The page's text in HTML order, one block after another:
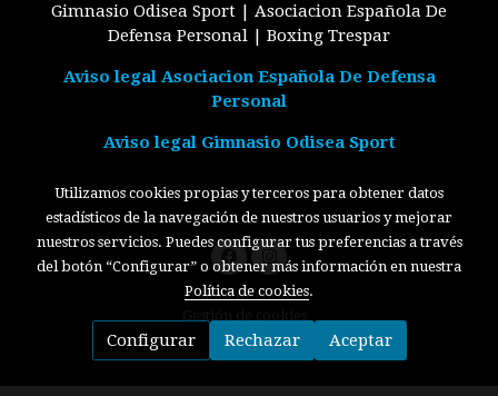
Gimnasio Odisea Sport | Asociacion Española De
Defensa Personal | Boxing Trespar
Aviso legal Asociacion Española De Defensa
Personal
Aviso legal Gimnasio Odisea Sport
Política de cookies
Utilizamos cookies propias y terceros para obtener datos
estadísticos de la navegación de nuestros usuarios y mejorar
nuestros servicios. Puedes configurar tus preferencias a través
del botón “Configurar” o obtener más información en nuestra
Política de cookies.
Configurar Rechazar Aceptar